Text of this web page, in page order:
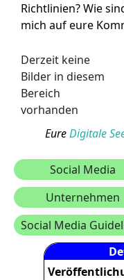
Richtlinien? Wie
mich auf eure
Derzeit keine
Bilder in diesem
Bereich
vorhanden
EureDigitale
Social Media
Unternehmen
Social Media